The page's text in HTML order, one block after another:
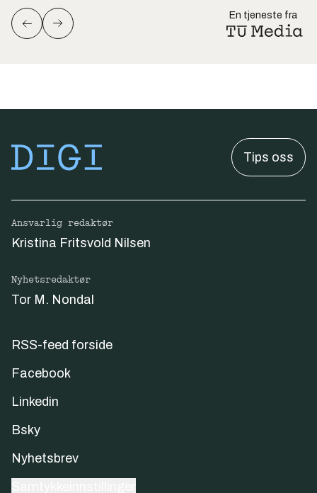
En tjeneste fra
Tips oss
Ansvarlig redaktør
Kristina Fritsvold Nilsen
Nyhetsredaktør
Tor M. Nondal
RSS-feed forside
Facebook
Linkedin
Bsky
Nyhetsbrev